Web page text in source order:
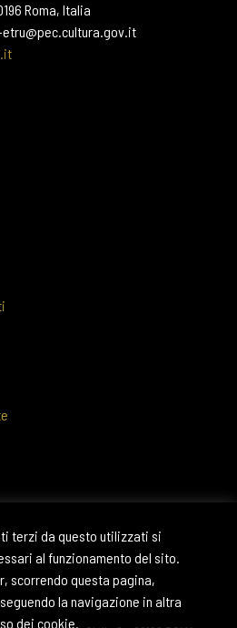
terzi da questo utilizzati si
al funzionamento del sito.
scorrendo questa pagina,
la navigazione in altra
dei cookie.
Roma, Italia
etru@pec.cultura.gov.it